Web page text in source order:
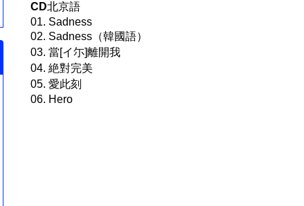
CD北京語
01. Sadness
02. Sadness（韓國語）
03. 當[イ尓]離開我
04. 絶對完美
05. 愛此刻
06. Hero